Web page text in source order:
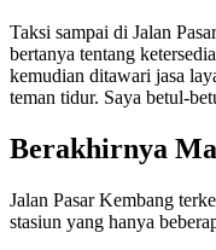
Taksi sampai di Jalan
bertanya tentang
kemudian ditawari jasa
teman tidur. Saya betul-
Berakhirnya
Jalan Pasar Kembang
stasiun yang hanya